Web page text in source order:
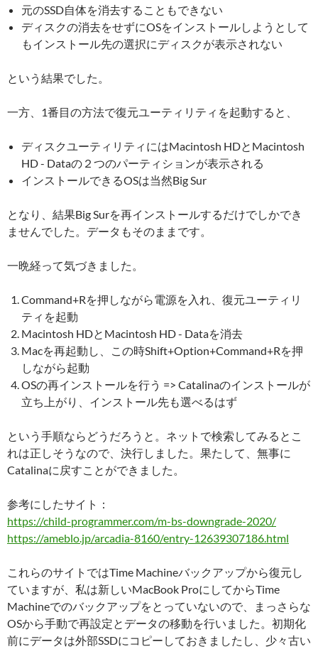
元のSSD自体を消去することもできない
ディスクの消去をせずにOSをインストールしようとして
もインストール先の選択にディスクが表示されない
という結果でした。
一方、1番目の方法で復元ユーティリティを起動すると、
ディスクユーティリティにはMacintosh HDとMacintosh
HD - Dataの２つのパーティションが表示される
インストールできるOSは当然Big Sur
となり、結果Big Surを再インストールするだけでしかでき
ませんでした。データもそのままです。
一晩経って気づきました。
Command+Rを押しながら電源を入れ、復元ユーティリ
ティを起動
Macintosh HDとMacintosh HD - Dataを消去
Macを再起動し、この時Shift+Option+Command+Rを押
しながら起動
OSの再インストールを行う => Catalinaのインストールが
立ち上がり、インストール先も選べるはず
という手順ならどうだろうと。ネットで検索してみるとこ
れは正しそうなので、決行しました。果たして、無事に
Catalinaに戻すことができました。
参考にしたサイト：
https://child-programmer.com/m-bs-downgrade-2020/
https://ameblo.jp/arcadia-8160/entry-12639307186.html
これらのサイトではTime Machineバックアップから復元し
ていますが、私は新しいMacBook ProにしてからTime
Machineでのバックアップをとっていないので、まっさらな
OSから手動で再設定とデータの移動を行いました。初期化
前にデータは外部SSDにコピーしておきましたし、少々古い